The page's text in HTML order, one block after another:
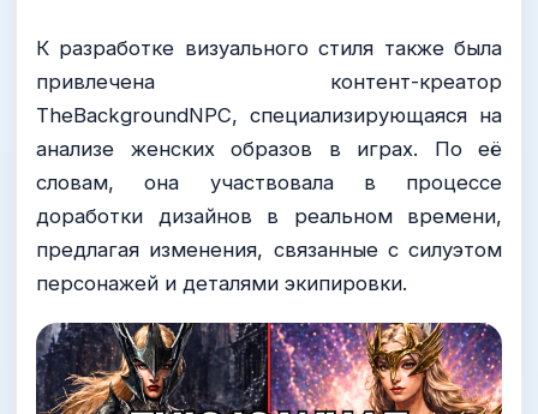
К разработке визуального стиля также была
привлечена контент-креатор
TheBackgroundNPC, специализирующаяся на
анализе женских образов в играх. По её
словам, она участвовала в процессе
доработки дизайнов в реальном времени,
предлагая изменения, связанные с силуэтом
персонажей и деталями экипировки.